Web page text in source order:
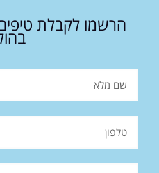
הרשמו לקבלת